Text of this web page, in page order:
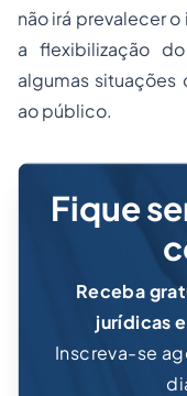
não irá prevalecer
a flexibilização
algumas situações
ao público.
Fique
Receba
jurídicas
Inscreva-se